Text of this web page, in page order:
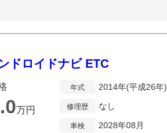
ドロイドナビ ETC
0万円
年式 2014年(平成26年)
修理歴 なし
車検 2028年08月